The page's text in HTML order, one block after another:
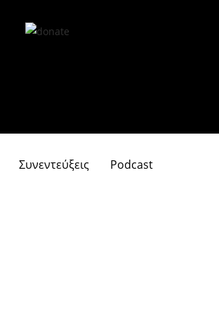
Συνεντεύξεις
Podcast